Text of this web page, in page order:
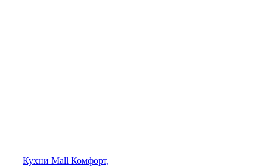
Кухни Mall Комфорт,